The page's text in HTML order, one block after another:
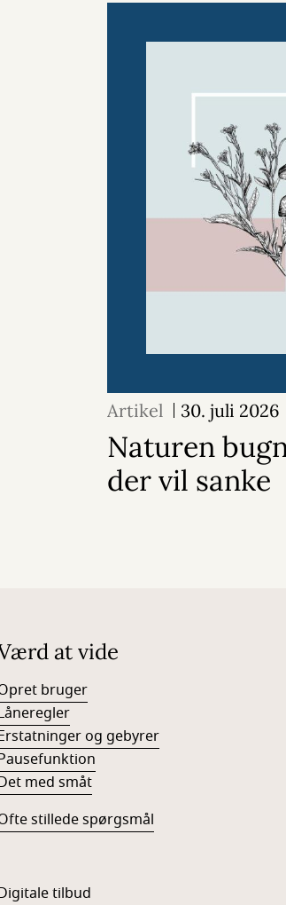
Artikel 30. juli 2026
Naturen
der vil sanke
at vide
bruger
og gebyrer
med småt
stillede spørgsmål
tilbud